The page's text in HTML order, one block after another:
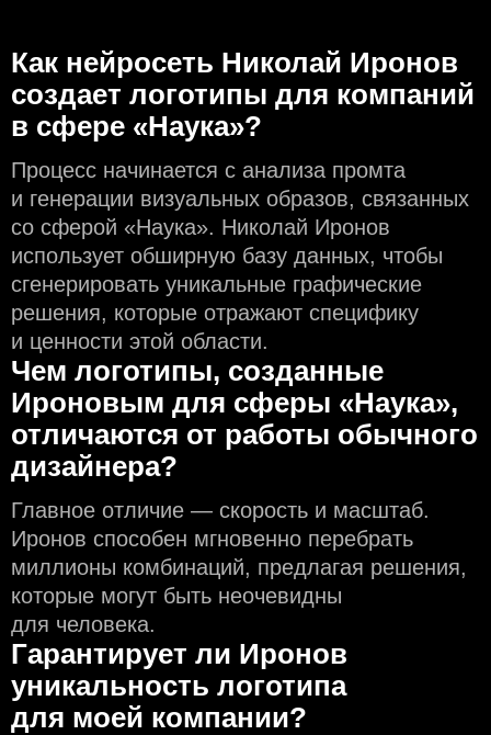
Как нейросеть Николай Иронов
создаeт логотипы для компаний
в сфере «Наука»?
Процесс начинается с анализа промта
и генерации визуальных образов, связанных
со сферой «Наука». Николай Иронов
использует обширную базу данных, чтобы
сгенерировать уникальные графические
решения, которые отражают специфику
и ценности этой области.
Чем логотипы, созданные
Ироновым для сферы «Наука»,
отличаются от работы обычного
дизайнера?
Главное отличие — скорость и масштаб.
Иронов способен мгновенно перебрать
миллионы комбинаций, предлагая решения,
которые могут быть неочевидны
для человека.
Гарантирует ли Иронов
уникальность логотипа
для моей компании?